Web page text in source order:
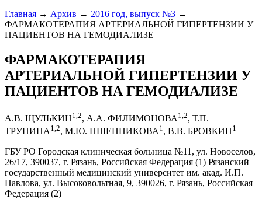
Главная → Архив → 2016 год, выпуск №3 →
ФАРМАКОТЕРАПИЯ АРТЕРИАЛЬНОЙ ГИПЕРТЕНЗИИ У
ПАЦИЕНТОВ НА ГЕМОДИАЛИЗЕ
ФАРМАКОТЕРАПИЯ
АРТЕРИАЛЬНОЙ ГИПЕРТЕНЗИИ У
ПАЦИЕНТОВ НА ГЕМОДИАЛИЗЕ
А.В. ЩУЛЬКИН1,2, А.А. ФИЛИМОНОВА 1,2, Т.П.
ТРУНИНА1,2, М.Ю. ПШЕННИКОВА1, В.В. БРОВКИН1
ГБУ РО Городская клиническая больница №11, ул. Новоселов,
26/17, 390037, г. Рязань, Российская Федерация (1) Рязанский
государственный медицинский университет им. акад. И.П.
Павлова, ул. Высоковольтная, 9, 390026, г. Рязань, Российская
Федерация (2)